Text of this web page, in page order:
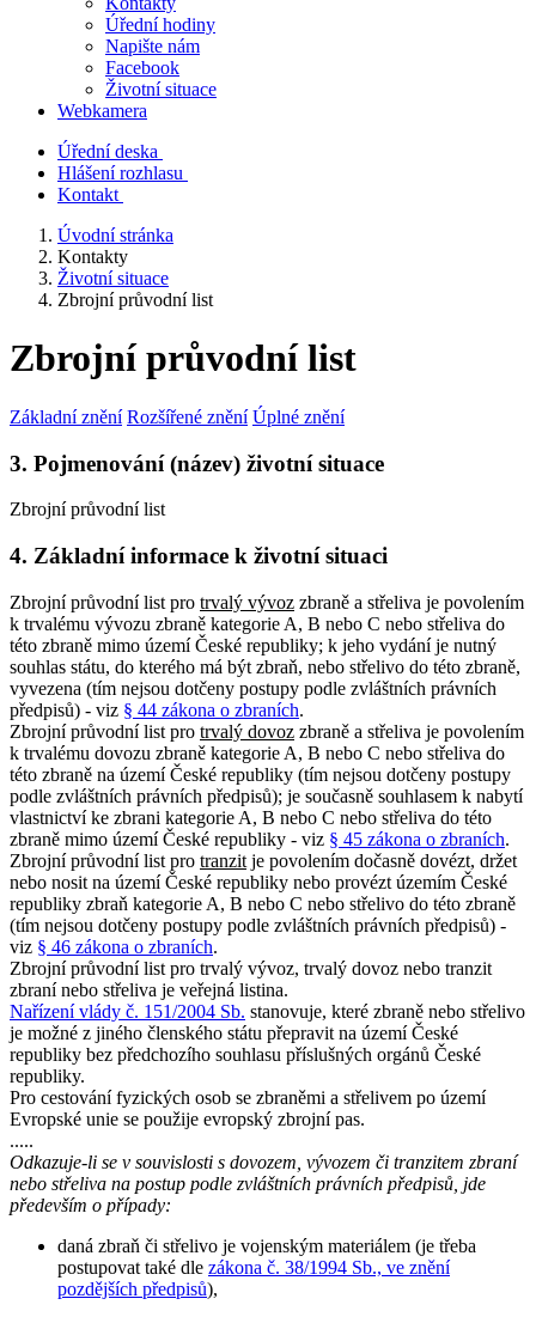
Úřední hodiny
Napište nám
Facebook
Životní situace
Webkamera
Úřední deska
Hlášení rozhlasu
Kontakt
Úvodní stránka
Kontakty
Životní situace
Zbrojní průvodní list
Zbrojní průvodní list
Základní znění Rozšířené znění Úplné znění
3. Pojmenování (název) životní situace
Zbrojní průvodní list
4. Základní informace k životní situaci
Zbrojní průvodní list pro trvalý vývoz zbraně a střeliva je povolením
k trvalému vývozu zbraně kategorie A, B nebo C nebo střeliva do
této zbraně mimo území České republiky; k jeho vydání je nutný
souhlas státu, do kterého má být zbraň, nebo střelivo do této zbraně,
vyvezena (tím nejsou dotčeny postupy podle zvláštních právních
předpisů) - viz § 44 zákona o zbraních.
Zbrojní průvodní list pro trvalý dovoz zbraně a střeliva je povolením
k trvalému dovozu zbraně kategorie A, B nebo C nebo střeliva do
této zbraně na území České republiky (tím nejsou dotčeny postupy
podle zvláštních právních předpisů); je současně souhlasem k nabytí
vlastnictví ke zbrani kategorie A, B nebo C nebo střeliva do této
zbraně mimo území České republiky - viz § 45 zákona o zbraních.
Zbrojní průvodní list pro tranzit je povolením dočasně dovézt, držet
nebo nosit na území České republiky nebo provézt územím České
republiky zbraň kategorie A, B nebo C nebo střelivo do této zbraně
(tím nejsou dotčeny postupy podle zvláštních právních předpisů) -
viz § 46 zákona o zbraních.
Zbrojní průvodní list pro trvalý vývoz, trvalý dovoz nebo tranzit
zbraní nebo střeliva je veřejná listina.
Nařízení vlády č. 151/2004 Sb. stanovuje, které zbraně nebo střelivo
je možné z jiného členského státu přepravit na území České
republiky bez předchozího souhlasu příslušných orgánů České
republiky.
Pro cestování fyzických osob se zbraněmi a střelivem po území
Evropské unie se použije evropský zbrojní pas.
.....
Odkazuje-li se v souvislosti s dovozem, vývozem či tranzitem zbraní
nebo střeliva na postup podle zvláštních právních předpisů, jde
především o případy:
daná zbraň či střelivo je vojenským materiálem (je třeba
postupovat také dle zákona č. 38/1994 Sb., ve znění
pozdějších předpisů),